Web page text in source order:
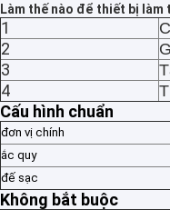
Nhà
Các sản phẩm
Về chúng tôi
Làm thế nào để thiết bị làm
1
2
3
4
Cấu hình chuẩn
đơn vị chính
ắc quy
đế sạc
Không bắt buộc